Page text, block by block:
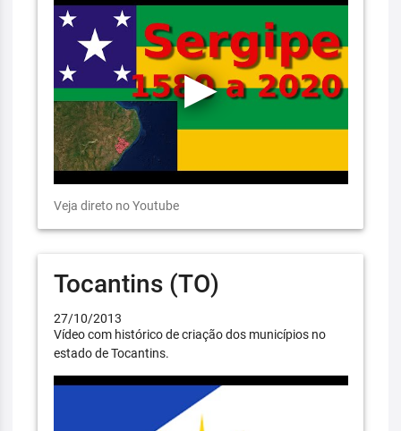
Veja direto no Youtube
Tocantins (TO)
27/10/2013
Vídeo com histórico de criação dos municípios no
estado de Tocantins.